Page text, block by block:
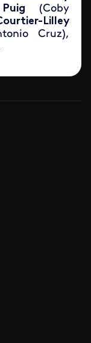
Puig (Coby
Lilley
Cruz),